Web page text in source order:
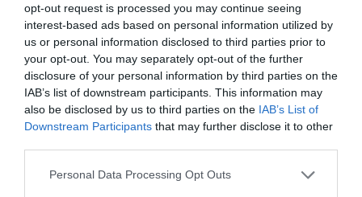
opt-out request is processed you may continue seeing
interest-based ads based on personal information utilized by
us or personal information disclosed to third parties prior to
your opt-out. You may separately opt-out of the further
disclosure of your personal information by third parties on the
IAB’s list of downstream participants. This information may
also be disclosed by us to third parties on the IAB’s List of
Downstream Participants that may further disclose it to other
Personal Data Processing Opt Outs